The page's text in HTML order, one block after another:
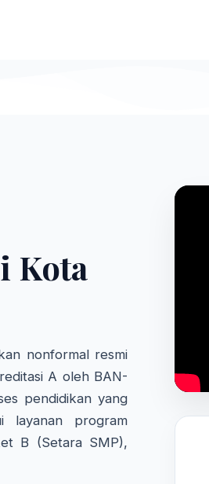
Kota
nonformal resmi
A oleh BAN-
pendidikan yang
layanan program
B (Setara SMP),